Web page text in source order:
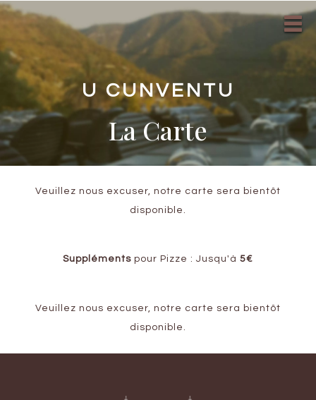
U CUNVENTU
La Carte
Veuillez nous excuser, notre carte sera bientôt
disponible.
Suppléments pour Pizze : Jusqu'à 5€
Veuillez nous excuser, notre carte sera bientôt
disponible.